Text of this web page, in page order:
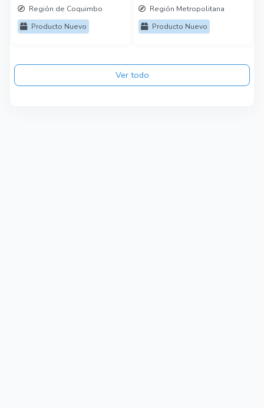
Región de Coquimbo
Producto Nuevo
Región Metropolitana
Producto Nuevo
Ver todo